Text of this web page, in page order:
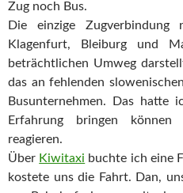
Zug noch Bus.
Die einzige
Klagenfurt, Bleiburg und
beträchtlichen Umweg
das an fehlenden
Busunternehmen. Das hatte
Erfahrung bringen
reagieren.
Über Kiwitaxi buchte ich eine
kostete uns die Fahrt. Dan,